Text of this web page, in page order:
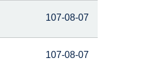
107-08-07
107-08-07